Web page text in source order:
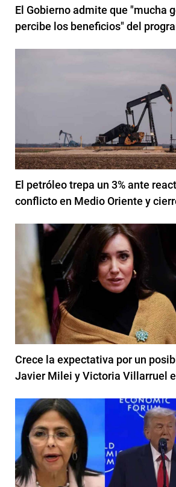
El Gobierno admite que "mucha
percibe los beneficios" del
El petróleo trepa un 3% ante
conflicto en Medio Oriente y
Crece la expectativa por un
Javier Milei y Victoria Villarruel